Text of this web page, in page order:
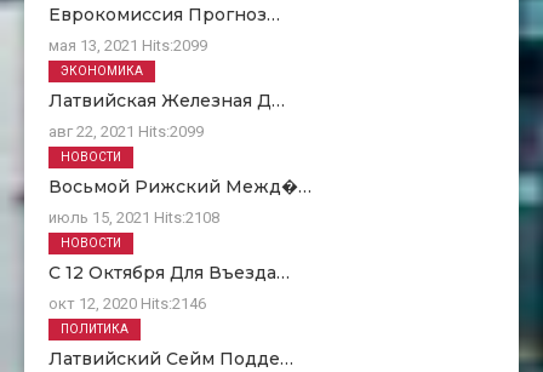
Еврокомиссия Прогноз…
мая 13, 2021 Hits:2099
Латвийская Железная Д…
авг 22, 2021 Hits:2099
ЭКОНОМИКА
Восьмой Рижский Межд�…
июль 15, 2021 Hits:2108
НОВОСТИ
С 12 Октября Для Въезда…
окт 12, 2020 Hits:2146
НОВОСТИ
Латвийский Сейм Подде…
ПОЛИТИКА